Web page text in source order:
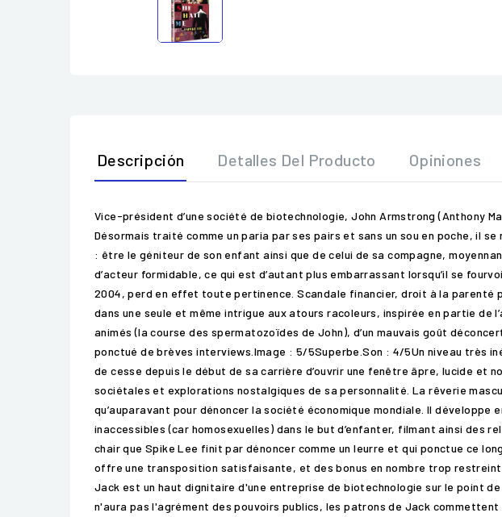
Descripción Detalles Del Producto Opiniones
Vice-président d’une société de biotechnologie, John Armstrong (Anthony
Désormais traité comme un paria par ses pairs et sans un sou en poche, il
: être le géniteur de son enfant ainsi que de celui de sa compagne,
d’acteur formidable, ce qui est d’autant plus embarrassant lorsqu’il se
2004, perd en effet toute pertinence. Scandale financier, droit à la parenté
dans une seule et même intrigue aux atours racoleurs, inspirée en partie
animés (la course des spermatozoïdes de John), d’un mauvais goût
ponctué de brèves interviews.Image : 5/5Superbe.Son : 4/5Un niveau très
de cesse depuis le début de sa carrière d’ouvrir une fenêtre âpre, lucide et
sociétales et explorations nostalgiques de sa personnalité. La rêverie
qu’auparavant pour dénoncer la société économique mondiale. Il
inaccessibles (car homosexuelles) dans le but d’enfanter, filmant ainsi des
chair que Spike Lee finit par dénoncer comme un leurre et qui ponctue ce
offre une transposition satisfaisante, et des bonus en nombre trop
Jack est un haut dignitaire d'une entreprise de biotechnologie sur le point
n'aura pas l'agrément des pouvoirs publics, les patrons de Jack